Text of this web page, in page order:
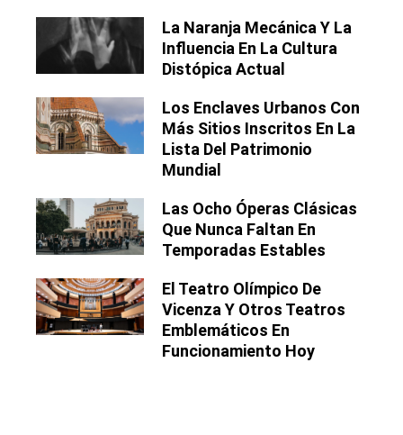
La Naranja Mecánica Y La
Influencia En La Cultura
Distópica Actual
Los Enclaves Urbanos Con
Más Sitios Inscritos En La
Lista Del Patrimonio
Mundial
Las Ocho Óperas Clásicas
Que Nunca Faltan En
Temporadas Estables
El Teatro Olímpico De
Vicenza Y Otros Teatros
Emblemáticos En
Funcionamiento Hoy